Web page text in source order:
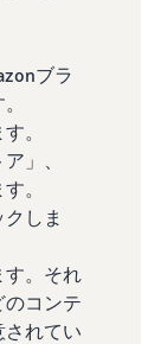
ブラ
。
」、
。
しま
す。それ
コンテ
されてい